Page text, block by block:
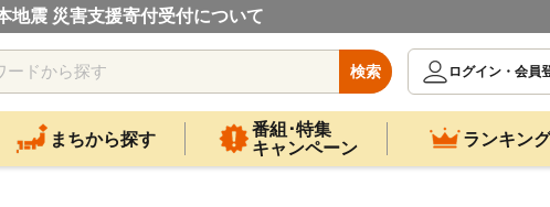
地震 災害支援寄付受付について
検索
ログイン・会員
まちから探す
番組･特集
キャンペーン
ランキング